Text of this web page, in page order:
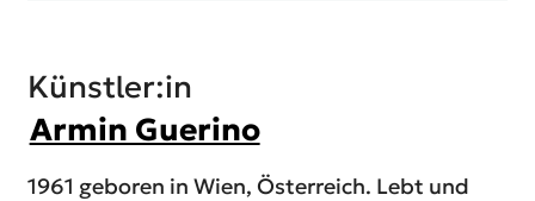
Künstler:in
Armin Guerino
1961 geboren in Wien, Österreich. Lebt und